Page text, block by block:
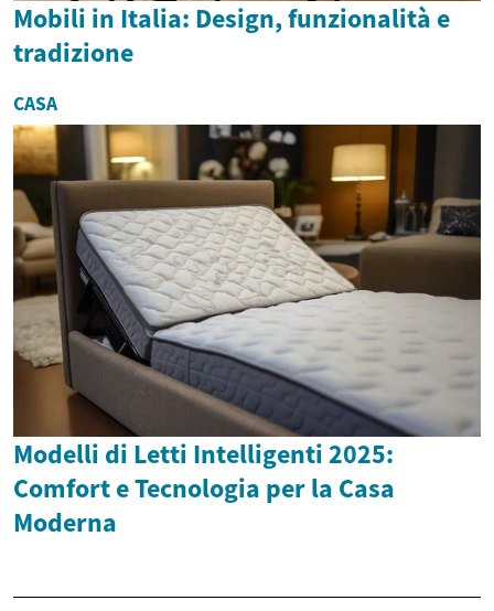
Mobili in Italia: Design, funzionalità e
tradizione
CASA
Modelli di Letti Intelligenti 2025:
Comfort e Tecnologia per la Casa
Moderna